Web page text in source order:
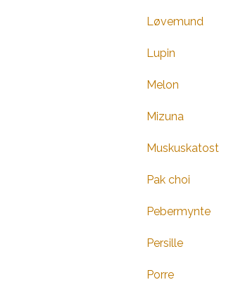
Løvemund
Lupin
Melon
Mizuna
Muskuskatost
Pak choi
Pebermynte
Persille
Porre